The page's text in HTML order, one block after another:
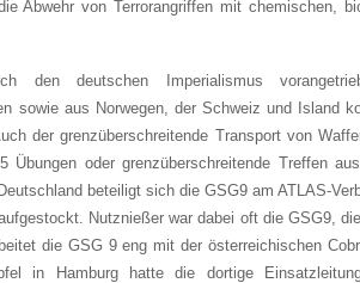
Abwehr von Terrorangriffen mit chemischen,
den deutschen Imperialismus
sowie aus Norwegen, der Schweiz und Island
der grenzüberschreitende Transport von
oder grenzüberschreitende Treffen
beteiligt sich die GSG9 am ATLAS-
Nutznießer war dabei oft die GSG9,
die GSG 9 eng mit der österreichischen
in Hamburg hatte die dortige